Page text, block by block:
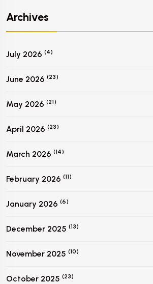
Archives
July 2026 (4)
June 2026 (23)
May 2026 (21)
April 2026 (23)
March 2026 (14)
February 2026 (11)
January 2026 (6)
December 2025 (13)
November 2025 (10)
October 2025 (23)